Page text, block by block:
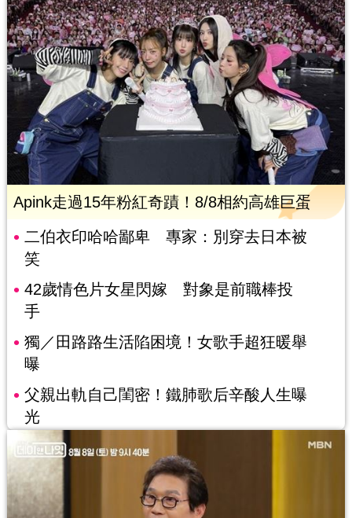
Apink走過15年粉紅奇蹟！8/8相約高雄巨蛋
二伯衣印哈哈鄙卑 專家：別穿去日本被
笑
42歲情色片女星閃嫁 對象是前職棒投
手
獨／田路路生活陷困境！女歌手超狂暖舉
曝
父親出軌自己閨密！鐵肺歌后辛酸人生曝
光